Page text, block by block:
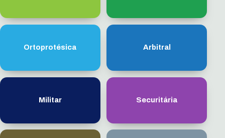
Ortoprotésica Arbitral
Militar Securitária